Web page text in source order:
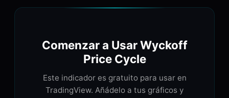
Comenzar a Usar Wyckoff
Price Cycle
Este indicador es gratuito para usar en
TradingView. Añádelo a tus gráficos y